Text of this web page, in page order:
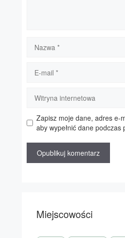
mail
internetowa
Zapisz moje dane, adres e-
aby wypełnić dane
Miejscowości